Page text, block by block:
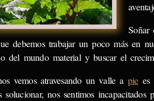
debemos trabajar un poco más en
del mundo material y buscar el
vemos atravesando un valle a pie es
solucionar, nos sentimos